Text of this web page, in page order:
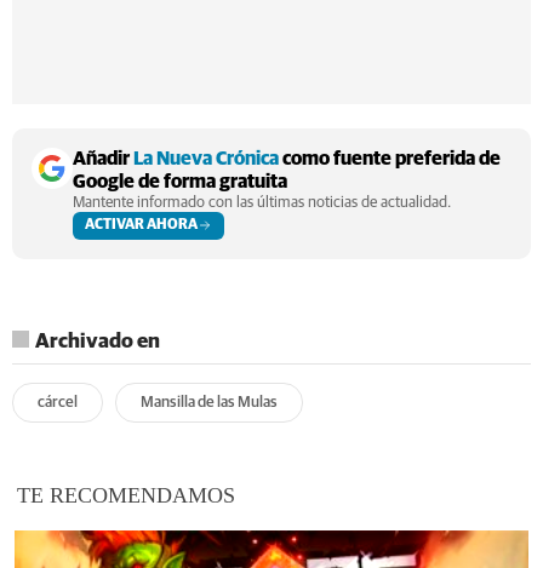
AñadirLa Nueva Crónicacomo fuente preferida de
Google de forma gratuita
Mantente informado con las últimas noticias de actualidad.
ACTIVAR AHORA
Archivado en
cárcel Mansilla de las Mulas
TE RECOMENDAMOS